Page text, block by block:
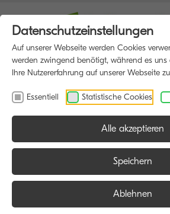
Datenschutzeinstellungen
Auf unserer Webseite werden Cookies
werden zwingend benötigt, während es uns
Ihre Nutzererfahrung auf unserer Webseite
Essentiell Statistische Cookies
Alle akzeptieren
Speichern
Ablehnen